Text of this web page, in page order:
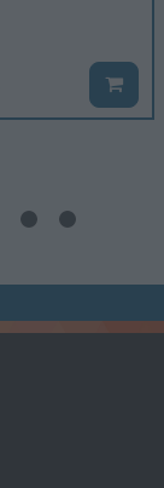
Lisää